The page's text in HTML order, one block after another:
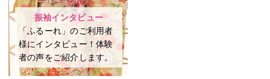
振袖インタビュー
「ふるーれ」のご利用者
様にインタビュー！体験
者の声をご紹介します。